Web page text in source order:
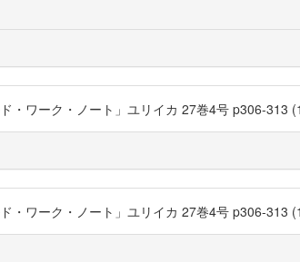
・ワーク・ノート」ユリイカ 27巻4号 p306-
・ワーク・ノート」ユリイカ 27巻4号 p306-